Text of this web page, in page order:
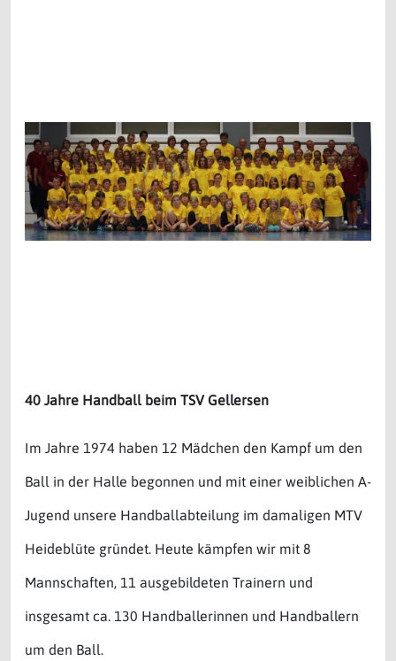
40 Jahre Handball beim TSV Gellersen
Im Jahre 1974 haben 12 Mädchen den Kampf um den
Ball in der Halle begonnen und mit einer weiblichen A-
Jugend unsere Handballabteilung im damaligen MTV
Heideblüte gründet. Heute kämpfen wir mit 8
Mannschaften, 11 ausgebildeten Trainern und
insgesamt ca. 130 Handballerinnen und Handballern
um den Ball.